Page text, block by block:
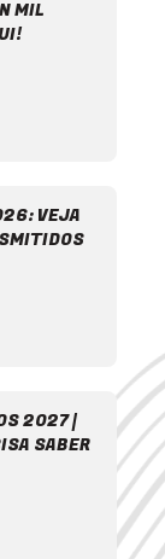
MIL
VEJA
2027 |
SABER